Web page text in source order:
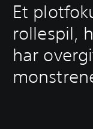
Et
rollespil,
har